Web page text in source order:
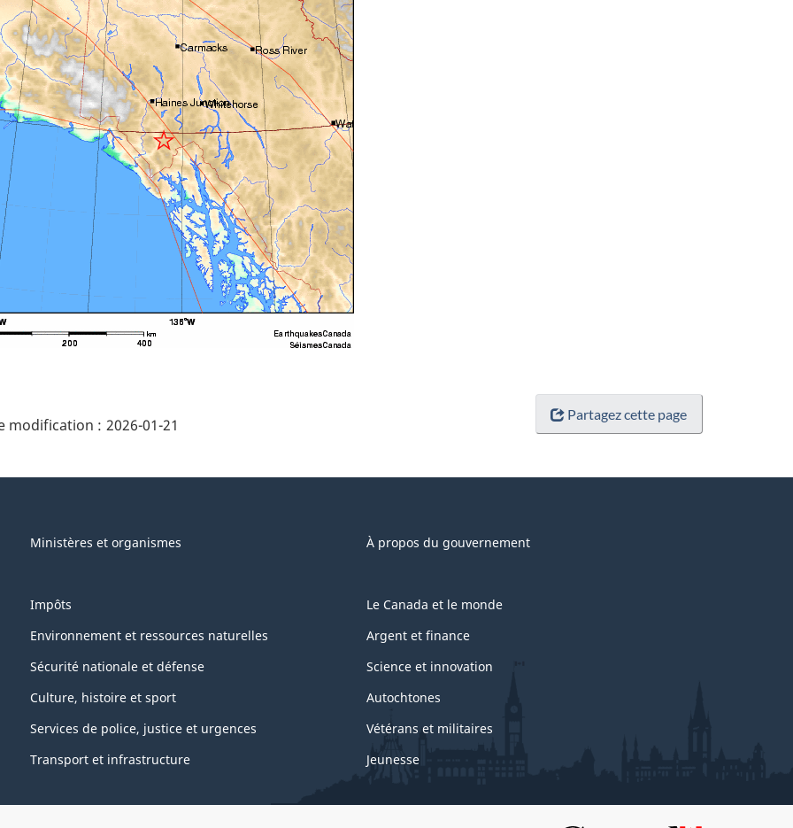
Partagez cette page
modification : 2026-01-21
Ministères et organismes À propos du gouvernement
Impôts
Environnement et ressources naturelles
Sécurité nationale et défense
Culture, histoire et sport
Services de police, justice et urgences
Transport et infrastructure
Le Canada et le monde
Argent et finance
Science et innovation
Autochtones
Vétérans et militaires
Jeunesse